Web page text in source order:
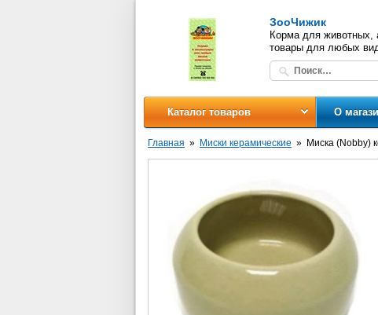
ЗооЧижик
Корма для животных,
товары для любых
Каталог товаров О
Главная Миски керамические Миска (Nobby)